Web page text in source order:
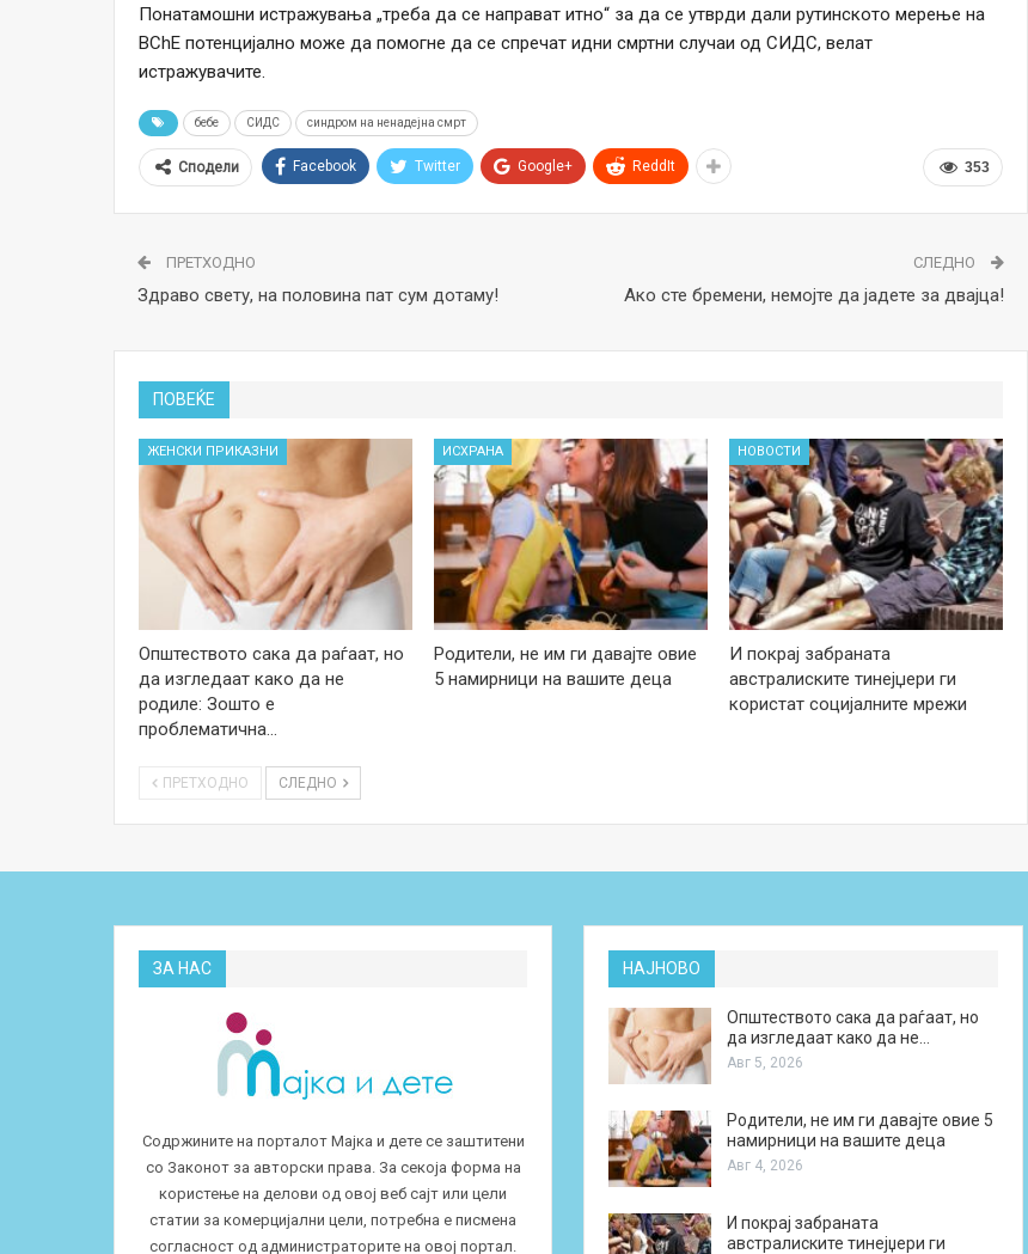
Понатамошни истражувања „треба да се направат итно“ за да се утврди дали рутинското мерење на
BChE потенцијално може да помогне да се спречат идни смртни случаи од СИДС, велат
истражувачите.
бебе СИДС синдром на ненадејна смрт
353
Сподели Facebook Twitter Google+ ReddIt
ПРЕТХОДНО
Здраво свету, на половина пат сум дотаму!
СЛЕДНО
Ако сте бремени, немојте да јадете за двајца!
ПОВЕЌЕ
ЖЕНСКИ ПРИКАЗНИ
Општеството сака да раѓаат, но
да изгледаат како да не
родиле: Зошто е
проблематична…
ИСХРАНА
Родители, не им ги давајте овие
5 намирници на вашите деца
НОВОСТИ
И покрај забраната
австралиските тинејџери ги
користат социјалните мрежи
ПРЕТХОДНО СЛЕДНО
ЗА НАС
Содржините на порталот Мајка и дете се заштитени
со Законот за авторски права. За секоја форма на
користење на делови од овој веб сајт или цели
статии за комерцијални цели, потребна е писмена
согласност од администраторите на овој портал.
НАЈНОВО
Општеството сака да раѓаат, но
да изгледаат како да не…
Авг 5, 2026
Родители, не им ги давајте овие 5
намирници на вашите деца
Авг 4, 2026
И покрај забраната
австралиските тинејџери ги